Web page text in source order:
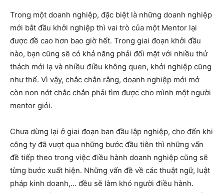
Trong một doanh nghiệp, đặc biệt là những doanh nghiệp
mới bắt đầu khởi nghiệp thì vai trò của một Mentor lại
được đề cao hơn bao giờ hết. Trong giai đoạn khởi đầu
nào, bạn cũng sẽ có khả năng phải đối mặt với nhiều thử
thách mới lạ và nhiều điều không quen, khởi nghiệp cũng
như thế. Vì vậy, chắc chắn rằng, doanh nghiệp mới mở
còn non nớt chắc chắn phải tìm được cho mình một người
mentor giỏi.
Chưa dừng lại ở giai đoạn ban đầu lập nghiệp, cho đến khi
công ty đã vượt qua những bước đầu tiên thì những vấn
đề tiếp theo trong việc điều hành doanh nghiệp cũng sẽ
từng bước xuất hiện. Những vấn đề về các thuật ngữ, luật
pháp kinh doanh,… đều sẽ làm khó người điều hành.